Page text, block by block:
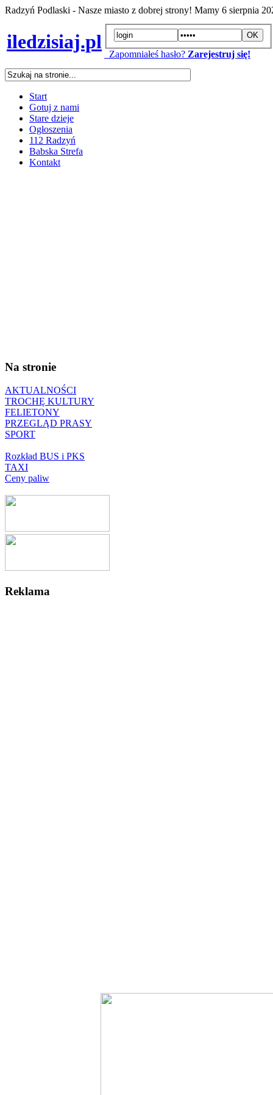
Radzyń Podlaski - Nasze miasto z dobrej strony! Mamy 6 sierpnia
iledzisiaj.pl
Zapomniałeś hasło? Zarejestruj się!
Start
Gotuj z nami
Stare dzieje
Ogłoszenia
112 Radzyń
Babska Strefa
Kontakt
Na stronie
AKTUALNOŚCI
TROCHĘ KULTURY
FELIETONY
PRZEGLĄD PRASY
SPORT
Rozkład BUS i PKS
TAXI
Ceny paliw
Reklama